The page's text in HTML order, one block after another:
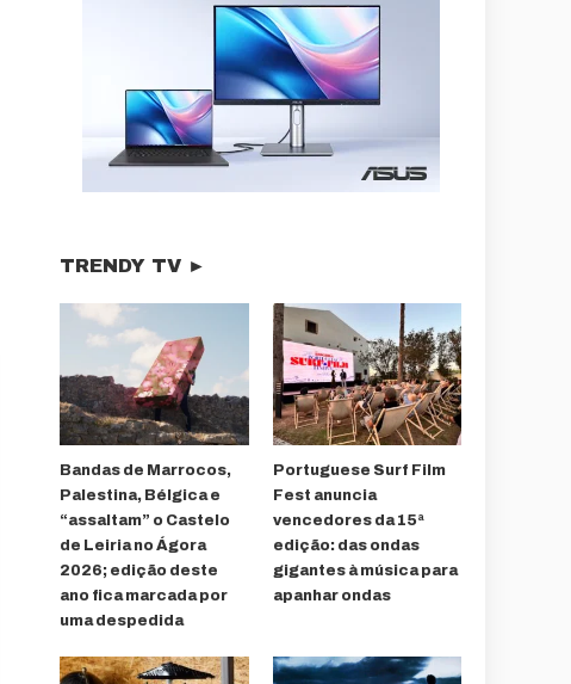
TRENDY TV ►
Bandas de Marrocos,
Palestina, Bélgica e
“assaltam” o Castelo
de Leiria no Ágora
2026; edição deste
ano fica marcada por
uma despedida
Portuguese Surf Film
Fest anuncia
vencedores da 15ª
edição: das ondas
gigantes à música para
apanhar ondas